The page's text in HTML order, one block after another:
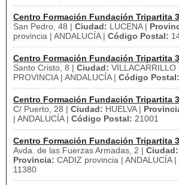
Centro Formación Fundación Tripartita
San Pedro, 48 | Ciudad: LUCENA |
provincia | ANDALUCÍA | Código Postal:
Centro Formación Fundación Tripartita
Santo Cristo, 8 | Ciudad: VILLACARRILLO
PROVINCIA | ANDALUCÍA | Código Postal:
Centro Formación Fundación Tripartita
C/ Puerto, 28 | Ciudad: HUELVA |
| ANDALUCÍA | Código Postal: 21001
Centro Formación Fundación Tripartita
Avda. de las Fuerzas Armadas, 2 | Ciudad:
Provincia: CADIZ provincia | ANDALUCÍA |
11380